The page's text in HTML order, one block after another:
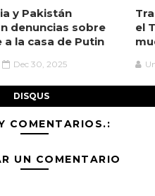
y Pakistán
denuncias sobre
a la casa de Putin
Dec 30, 2025
el
DISQUS
COMENTARIOS.:
UN COMENTARIO